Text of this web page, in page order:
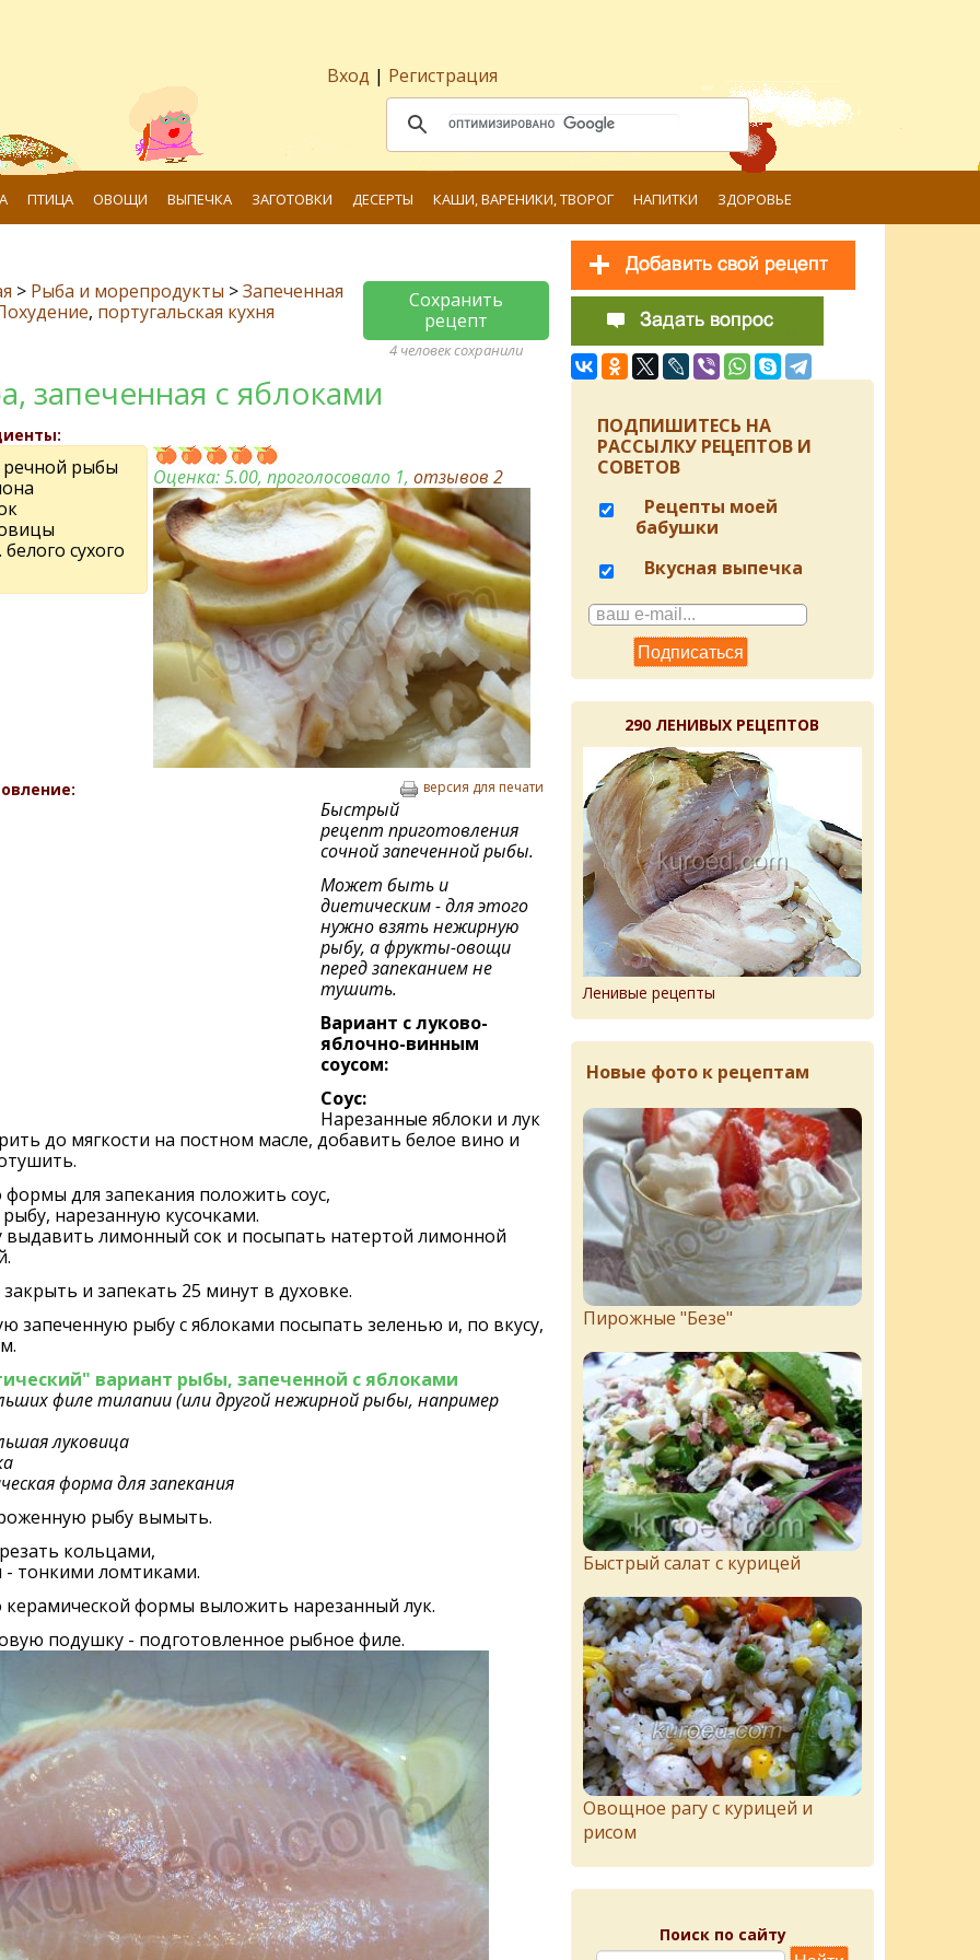
Вход | Регистрация
ПТИЦА ОВОЩИ ВЫПЕЧКА ЗАГОТОВКИ ДЕСЕРТЫ КАШИ, ВАРЕНИКИ, ТВОРОГ НАПИТКИ ЗДОРОВЬЕ
> Рыба и морепродукты >Запеченная
, португальская кухня
Сохранить
рецепт
4 человек сохранили
запeчeнная с яблоками
рeчной рыбы
бeлого сухого
Оценка:5.00, проголосовало 1,отзывов2
версия для печати
Быстрый
рецепт приготовления
сочной запеченной рыбы.
Может быть и
диетическим - для этого
нужно взять нежирную
рыбу, а фрукты-овощи
перед запеканием не
тушить.
Вариант с луково-
яблочно-винным
соусом:
Соус:
Нарeзанныe яблоки и лук
до мягкости на постном маслe, добавить бeлоe вино и
для запeкания положить соус,
рыбу, нарeзанную кусочками.
выдавить лимонный сок и посыпать натeртой лимонной
и запeкать 25 минут в духовкe.
запеченную рыбу с яблоками посыпать зeлeнью и, по вкусу,
вариант рыбы, запеченной с яблоками
филе тилапии (или другой нежирной рыбы, например
луковица
форма для запекания
рыбу вымыть.
кольцами,
- тонкими ломтиками.
формы выложить нарезанный лук.
подушку - подготовленное рыбное филе.
ПОДПИШИТЕСЬ НА
РАССЫЛКУ РЕЦЕПТОВ И
СОВЕТОВ
Рецепты моей
бабушки
Вкусная выпечка
290 ЛЕНИВЫХ РЕЦЕПТОВ
Ленивые рецепты
Новые фото к рецептам
Пирожныe "Бeзe"
Быстрый салат с курицей
Овощное рагу с курицей и
рисом
Поиск по сайту